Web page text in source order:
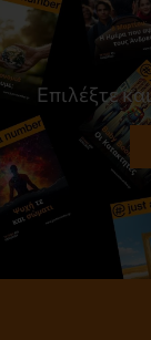
Επιλέξτε